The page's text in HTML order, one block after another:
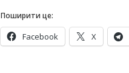
k
Поширити це:
Facebook X